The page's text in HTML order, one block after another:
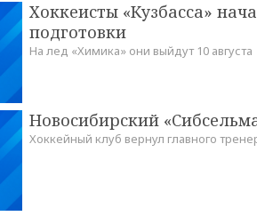
Хоккеисты «Кузбасса»
подготовки
На лед «Химика» они выйдут 10 августа
Новосибирский
Хоккейный клуб вернул главного